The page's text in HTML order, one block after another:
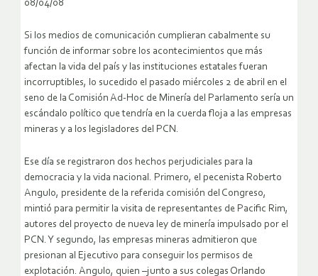
08/04/08
Si los medios de comunicación cumplieran cabalmente su
función de informar sobre los acontecimientos que más
afectan la vida del país y las instituciones estatales fueran
incorruptibles, lo sucedido el pasado miércoles 2 de abril en el
seno de la Comisión Ad-Hoc de Minería del Parlamento sería un
escándalo político que tendría en la cuerda floja a las empresas
mineras y a los legisladores del PCN.
Ese día se registraron dos hechos perjudiciales para la
democracia y la vida nacional. Primero, el pecenista Roberto
Angulo, presidente de la referida comisión del Congreso,
mintió para permitir la visita de representantes de Pacific Rim,
autores del proyecto de nueva ley de minería impulsado por el
PCN. Y segundo, las empresas mineras admitieron que
presionan al Ejecutivo para conseguir los permisos de
explotación. Angulo, quien –junto a sus colegas Orlando